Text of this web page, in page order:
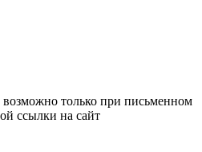
возможно только при письменном
ссылки на сайт